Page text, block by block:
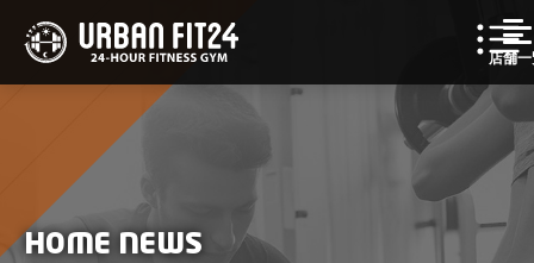
店舗一
HOME NEWS